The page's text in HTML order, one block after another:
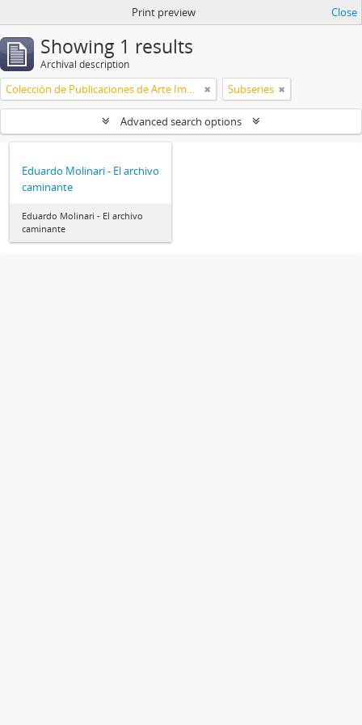
Print preview Close
Showing 1 results
Archival description
Colección de Publicaciones de Arte Impreso Subseries
Advanced search options
Eduardo Molinari - El archivo
caminante
Eduardo Molinari - El archivo
caminante